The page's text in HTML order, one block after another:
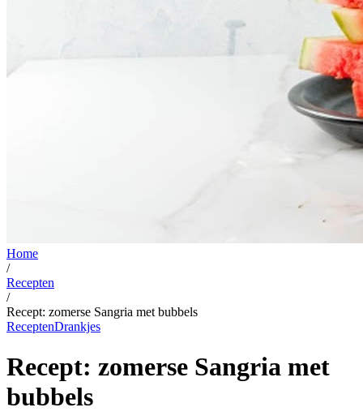
Home
/
Recepten
/
Recept: zomerse Sangria met bubbels
ReceptenDrankjes
Recept: zomerse Sangria met
bubbels